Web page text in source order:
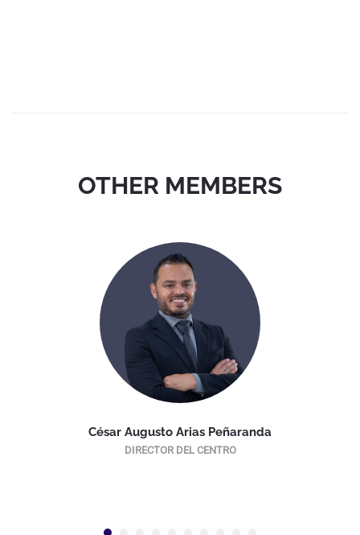
OTHER MEMBERS
César Augusto Arias Peñaranda
DIRECTOR DEL CENTRO